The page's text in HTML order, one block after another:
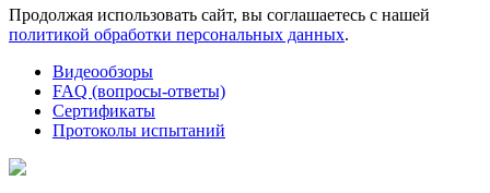
Продолжая использовать сайт, вы соглашаетесь с нашей
политикой обработки персональных данных.
Видеообзоры
FAQ (вопросы-ответы)
Сертификаты
Протоколы испытаний